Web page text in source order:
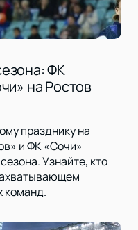
ФК
на Ростов
празднику на
и ФК «Сочи»
Узнайте, кто
команд.